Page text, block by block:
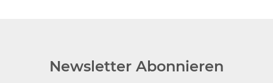
Newsletter Abonnieren